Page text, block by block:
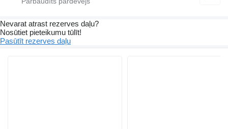
Nevarat atrast rezerves daļu?
Nosūtiet pieteikumu tūlīt!
Pasūtīt rezerves daļu